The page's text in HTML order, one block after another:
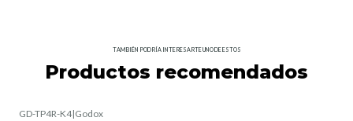
TAMBIÉN PODRÍA INTERESARTE UNO DE ESTOS
Productos recomendados
GD-TP4R-K4|Godox